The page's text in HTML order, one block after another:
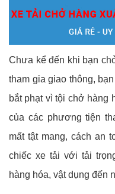
Chưa kể đến khi bạn
tham gia giao thông,
bắt phạt vì tội chở hàng
của các phương tiện
mất tật mang, cách an
chiếc xe tải với tải
hàng hóa, vật dụng đến